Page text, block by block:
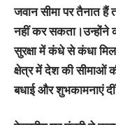
जवान सीमा पर तैनात हैं
नहीं कर सकता।उन्होंने
सुरक्षा में कंधे से कंधा
क्षेत्र में देश की सीमाओं
बधाई और शुभकामनाएं